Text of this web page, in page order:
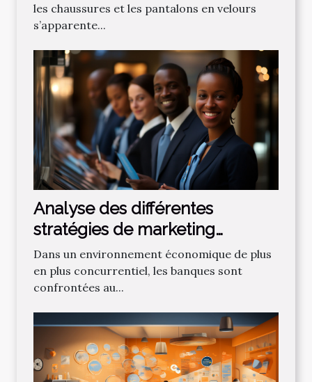
les chaussures et les pantalons en velours
s’apparente...
Analyse des différentes
stratégies de marketing
bancaire pour attirer de
nouveaux clients
Dans un environnement économique de plus
en plus concurrentiel, les banques sont
confrontées au...